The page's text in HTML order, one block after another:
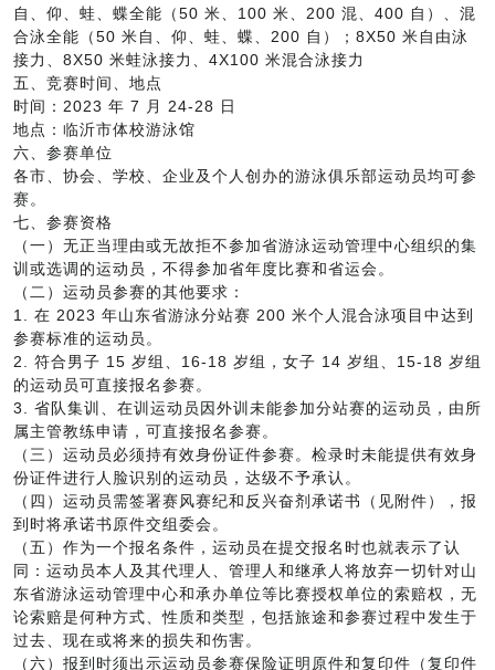
自、仰、蛙、蝶全能（50 米、100 米、200 混、400 自）、混
合泳全能（50 米自、仰、蛙、蝶、200 自）；8X50 米自由泳
接力、8X50 米蛙泳接力、4X100 米混合泳接力
五、竞赛时间、地点
时间：2023 年 7 月 24-28 日
地点：临沂市体校游泳馆
六、参赛单位
各市、协会、学校、企业及个人创办的游泳俱乐部运动员均可参
赛。
七、参赛资格
（一）无正当理由或无故拒不参加省游泳运动管理中心组织的集
训或选调的运动员，不得参加省年度比赛和省运会。
（二）运动员参赛的其他要求：
1. 在 2023 年山东省游泳分站赛 200 米个人混合泳项目中达到
参赛标准的运动员。
2. 符合男子 15 岁组、16-18 岁组，女子 14 岁组、15-18 岁组
的运动员可直接报名参赛。
3. 省队集训、在训运动员因外训未能参加分站赛的运动员，由所
属主管教练申请，可直接报名参赛。
（三）运动员必须持有效身份证件参赛。检录时未能提供有效身
份证件进行人脸识别的运动员，达级不予承认。
（四）运动员需签署赛风赛纪和反兴奋剂承诺书（见附件），报
到时将承诺书原件交组委会。
（五）作为一个报名条件，运动员在提交报名时也就表示了认
同：运动员本人及其代理人、管理人和继承人将放弃一切针对山
东省游泳运动管理中心和承办单位等比赛授权单位的索赔权，无
论索赔是何种方式、性质和类型，包括旅途和参赛过程中发生于
过去、现在或将来的损失和伤害。
（六）报到时须出示运动员参赛保险证明原件和复印件（复印件